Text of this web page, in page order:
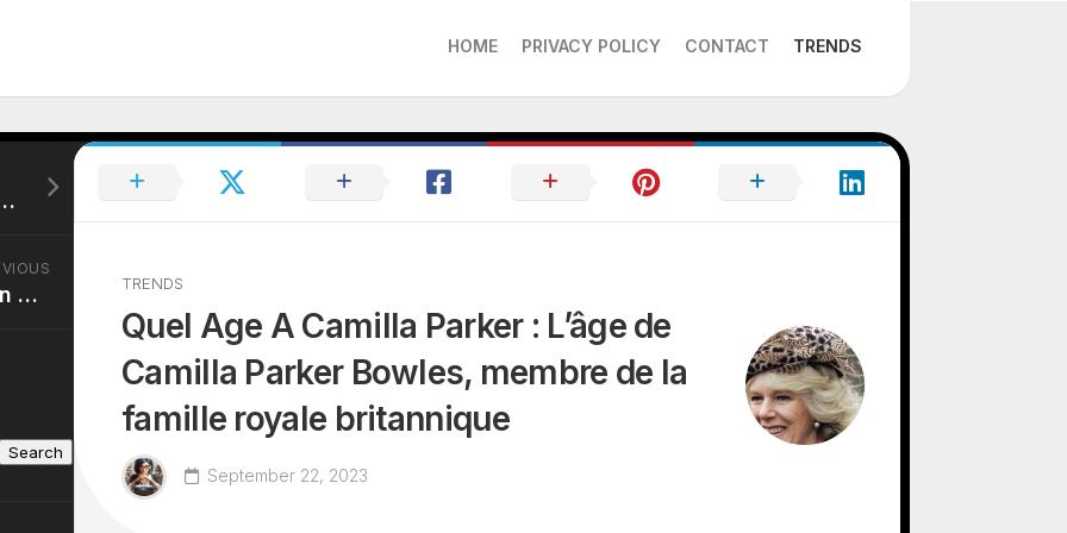
HOME PRIVACY POLICY CONTACT TRENDS
TRENDS
Quel Age A Camilla Parker : L’âge de
Camilla Parker Bowles, membre de la
famille royale britannique
September 22, 2023
de la célèbre pâtissière et animatrice télé
Age De Brigitte Macron En 2023 : L’âge de Brigitte Macron cette année
Search